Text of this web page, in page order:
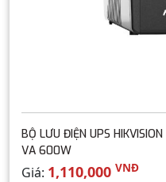
BỘ LƯU ĐIỆN UPS
VA 600W
Giá: 1,110,000 VNĐ